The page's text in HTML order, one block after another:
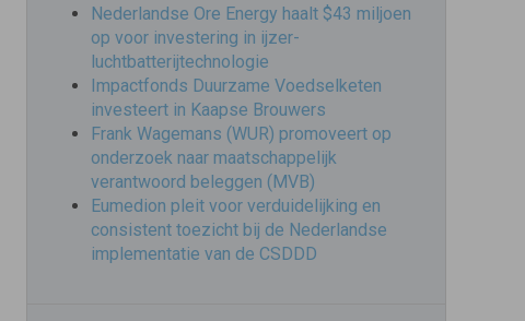
Nederlandse Ore Energy haalt $43 miljoen
op voor investering in ijzer-
luchtbatterijtechnologie
Impactfonds Duurzame Voedselketen
investeert in Kaapse Brouwers
Frank Wagemans (WUR) promoveert op
onderzoek naar maatschappelijk
verantwoord beleggen (MVB)
Eumedion pleit voor verduidelijking en
consistent toezicht bij de Nederlandse
implementatie van de CSDDD